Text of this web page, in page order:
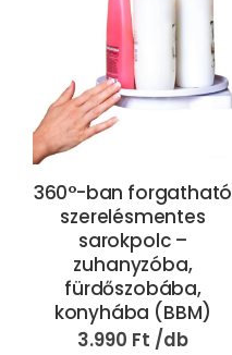
360°-ban forgatható
szerelésmentes
sarokpolc –
zuhanyzóba,
fürdőszobába,
konyhába (BBM)
3.990 Ft